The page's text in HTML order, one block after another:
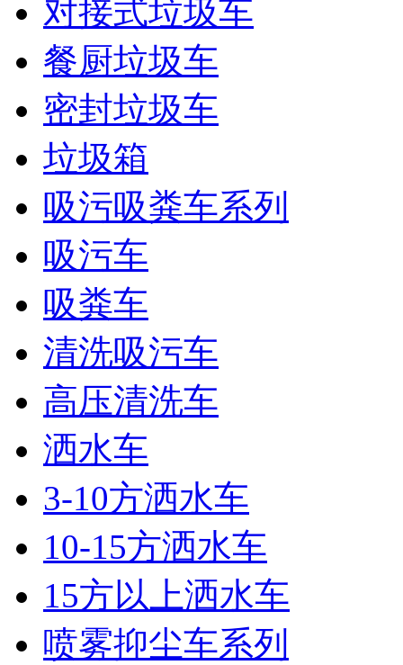
对接式垃圾车
餐厨垃圾车
密封垃圾车
垃圾箱
吸污吸粪车系列
吸污车
吸粪车
清洗吸污车
高压清洗车
洒水车
3-10方洒水车
10-15方洒水车
15方以上洒水车
喷雾抑尘车系列